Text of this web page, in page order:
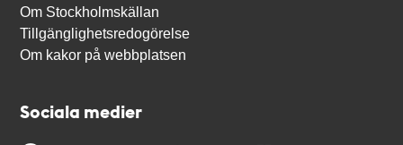
Om Stockholmskällan
Tillgänglighetsredogörelse
Om kakor på webbplatsen
Sociala medier